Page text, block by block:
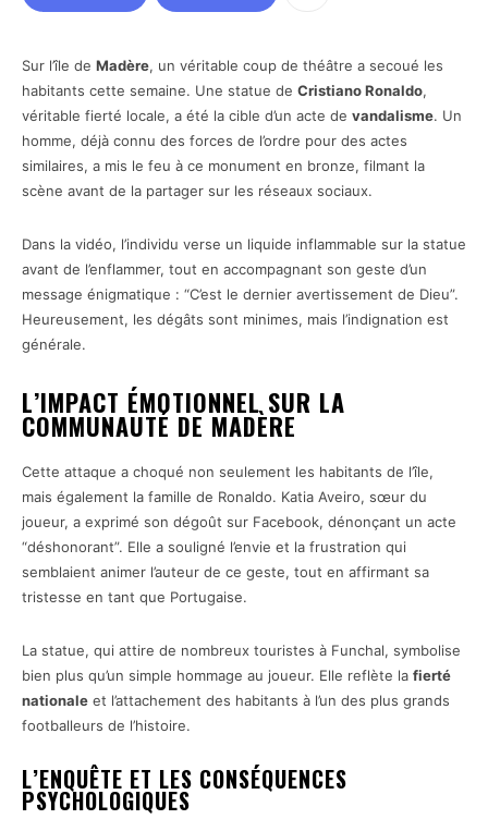
Sur l’île de Madère, un véritable coup de théâtre a secoué les
habitants cette semaine. Une statue de Cristiano Ronaldo,
véritable fierté locale, a été la cible d’un acte de vandalisme. Un
homme, déjà connu des forces de l’ordre pour des actes
similaires, a mis le feu à ce monument en bronze, filmant la
scène avant de la partager sur les réseaux sociaux.
Dans la vidéo, l’individu verse un liquide inflammable sur la statue
avant de l’enflammer, tout en accompagnant son geste d’un
message énigmatique : “C’est le dernier avertissement de Dieu”.
Heureusement, les dégâts sont minimes, mais l’indignation est
générale.
L’IMPACT ÉMOTIONNEL SUR LA
COMMUNAUTÉ DE MADÈRE
Cette attaque a choqué non seulement les habitants de l’île,
mais également la famille de Ronaldo. Katia Aveiro, sœur du
joueur, a exprimé son dégoût sur Facebook, dénonçant un acte
“déshonorant”. Elle a souligné l’envie et la frustration qui
semblaient animer l’auteur de ce geste, tout en affirmant sa
tristesse en tant que Portugaise.
La statue, qui attire de nombreux touristes à Funchal, symbolise
bien plus qu’un simple hommage au joueur. Elle reflète la fierté
nationale et l’attachement des habitants à l’un des plus grands
footballeurs de l’histoire.
L’ENQUÊTE ET LES CONSÉQUENCES
PSYCHOLOGIQUES